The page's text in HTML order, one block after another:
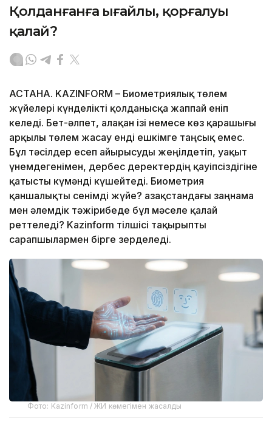
Қолданғанға ыңғайлы, қорғалуы
қалай?
АСТАНА. KAZINFORM – Биометриялық төлем
жүйелері күнделікті қолданысқа жаппай еніп
келеді. Бет-әлпет, алақан ізі немесе көз қарашығы
арқылы төлем жасау енді ешкімге таңсық емес.
Бұл тәсілдер есеп айырысуды жеңілдетіп, уақыт
үнемдегенімен, дербес деректердің қауіпсіздігіне
қатысты күмәнді күшейтеді. Биометрия
қаншалықты сенімді жүйе? Қазақстандағы заңнама
мен әлемдік тәжірибеде бұл мәселе қалай
реттеледі? Kazinform тілшісі тақырыпты
сарапшылармен бірге зерделеді.
Фото: Kazinform / ЖИ көмегімен жасалды